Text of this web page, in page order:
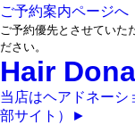
ご予約案内ページへ
ご予約優先とさせていた
ださい。
Hair
当店はヘアドネーシ
部サイト）►︎